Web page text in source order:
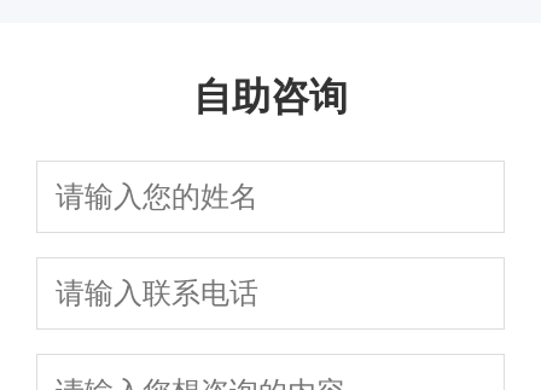
自助咨询